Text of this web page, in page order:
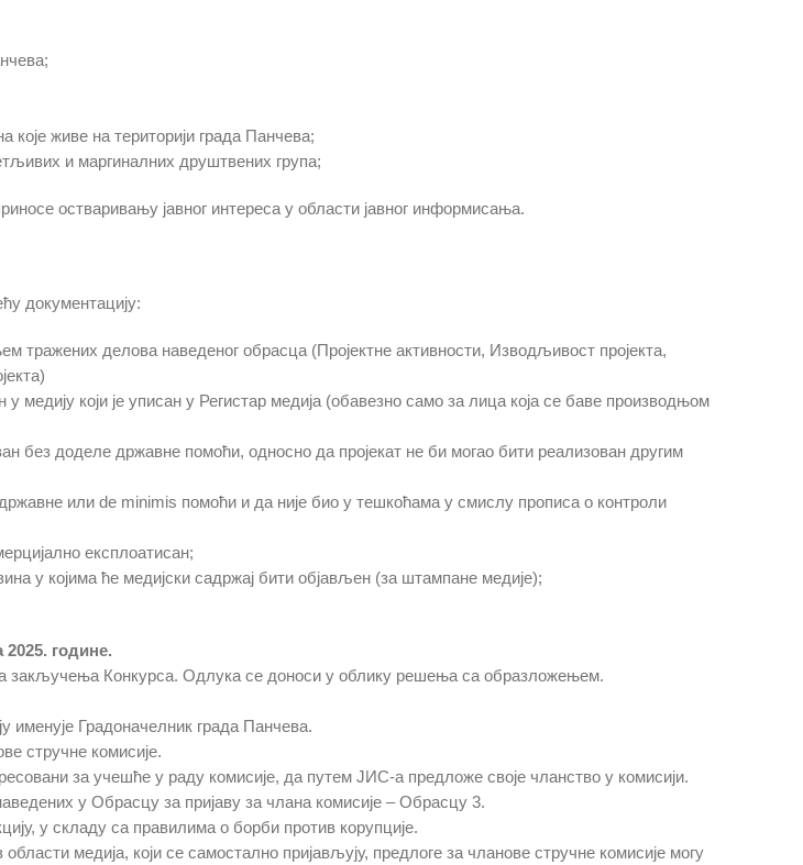
живе на територији града Панчева;
и маргиналних друштвених група;
остваривању јавног интереса у области јавног информисања.
документацију:
делова наведеног обрасца (Пројектне активности, Изводљивост пројекта,
медију који је уписан у Регистар медија (обавезно само за лица која се баве производњом
без доделе државне помоћи, односно да пројекат не би могао бити реализован другим
или de minimis помоћи и да није био у тешкоћама у смислу прописа о контроли
експлоатисан;
у којима ће медијски садржај бити објављен (за штампане медије);
године.
закључења Конкурса. Одлука се доноси у облику решења са образложењем.
именује Градоначелник града Панчева.
стручне комисије.
за учешће у раду комисије, да путем ЈИС-a предложе своје чланство у комисији.
у Обрасцу за пријаву за члана комисије – Обрасцу 3.
у складу са правилима о борби против корупције.
медија, који се самостално пријављују, предлоге за чланове стручне комисије могу